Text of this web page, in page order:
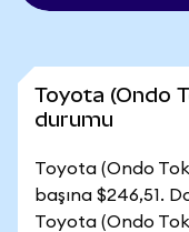
Toyota (Ondo
durumu
Toyota (Ondo
başına $246,51.
Toyota (Ondo